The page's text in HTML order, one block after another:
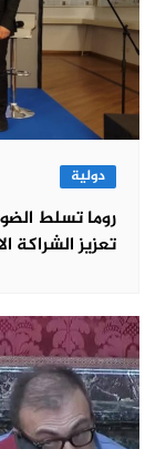
دولية
روما تسلط
تعزيز الشراكة